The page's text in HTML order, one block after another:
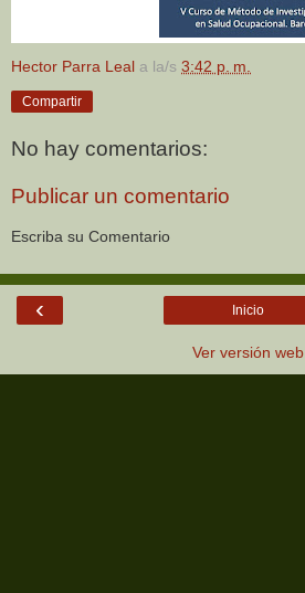
Hector Parra Leal a la/s 3:42 p. m.
Compartir
No hay comentarios:
Publicar un comentario
Escriba su Comentario
‹ Inicio
Ver versión web